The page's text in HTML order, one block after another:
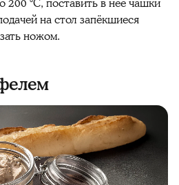
200 °C, поставить в неё чашки
на стол запёкшиеся
ножом.